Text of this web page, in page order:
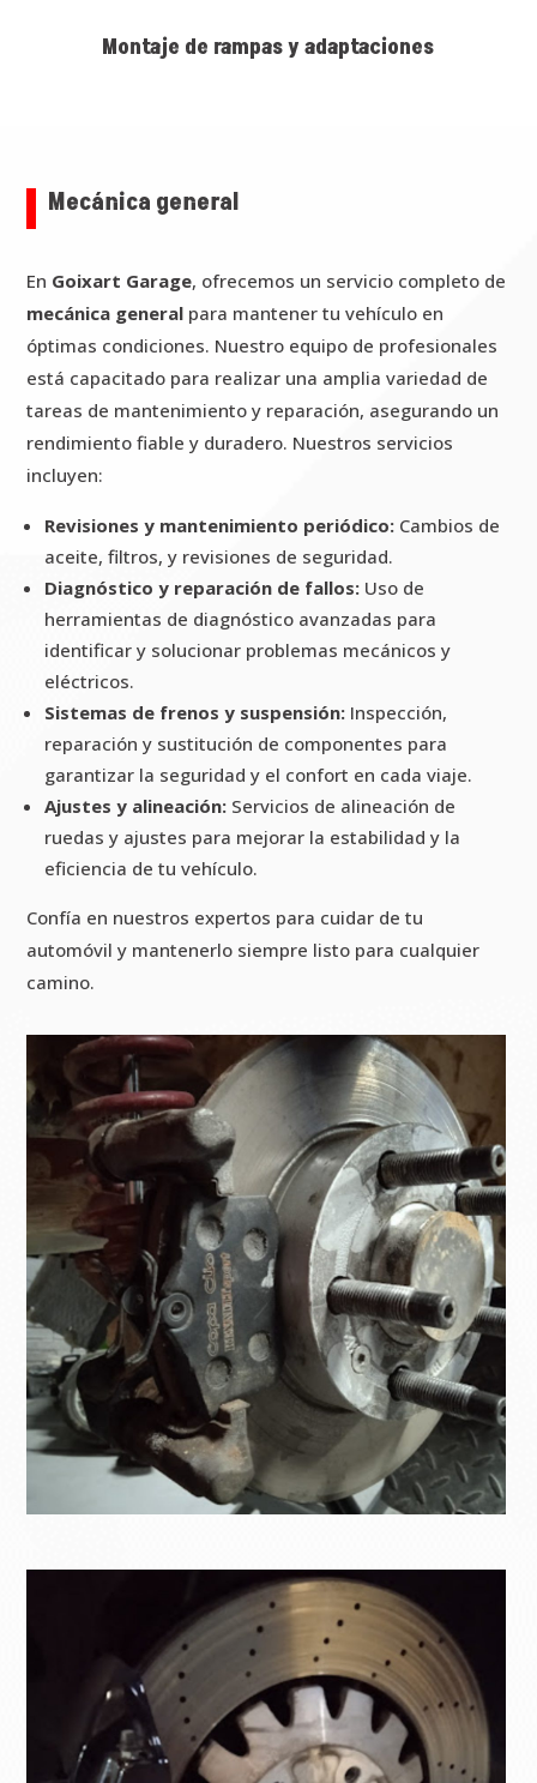
Montaje de rampas y adaptaciones
Mecánica general
En Goixart Garage, ofrecemos un servicio completo de
mecánica general para mantener tu vehículo en
óptimas condiciones. Nuestro equipo de profesionales
está capacitado para realizar una amplia variedad de
tareas de mantenimiento y reparación, asegurando un
rendimiento fiable y duradero. Nuestros servicios
incluyen:
Revisiones y mantenimiento periódico: Cambios de
aceite, filtros, y revisiones de seguridad.
Diagnóstico y reparación de fallos: Uso de
herramientas de diagnóstico avanzadas para
identificar y solucionar problemas mecánicos y
eléctricos.
Sistemas de frenos y suspensión: Inspección,
reparación y sustitución de componentes para
garantizar la seguridad y el confort en cada viaje.
Ajustes y alineación: Servicios de alineación de
ruedas y ajustes para mejorar la estabilidad y la
eficiencia de tu vehículo.
Confía en nuestros expertos para cuidar de tu
automóvil y mantenerlo siempre listo para cualquier
camino.